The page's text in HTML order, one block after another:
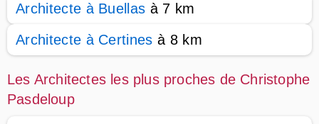
Architecte à Buellas à 7 km
Architecte à Certines à 8 km
Les Architectes les plus proches de Christophe
Pasdeloup